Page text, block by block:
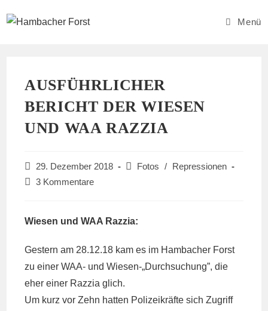
Inhalt
Menü
AUSFÜHRLICHER
BERICHT DER WIESEN
UND WAA RAZZIA
Beitrag
veröffentlicht:
29. Dezember 2018
Beitrags-
Fotos /
Repressionen
Beitrags-
3 Kommentare
Wiesen und WAA Razzia:
Gestern am 28.12.18 kam es im Hambacher Forst
zu einer WAA- und Wiesen-„Durchsuchung”, die
eher einer Razzia glich.
Um kurz vor Zehn hatten Polizeikräfte sich Zugriff